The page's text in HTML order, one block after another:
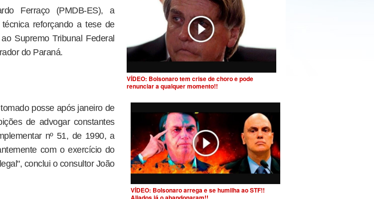
Ferraço (PMDB-ES), a
reforçando a tese de
Supremo Tribunal Federal
do Paraná.
posse após janeiro de
de advogar constantes
nº 51, de 1990, a
com o exercício do
conclui o consultor João
VÍDEO: Bolsonaro tem crise de choro e pode
renunciar a qualquer momento!!
VÍDEO: Bolsonaro arrega e se humilha ao STF!!